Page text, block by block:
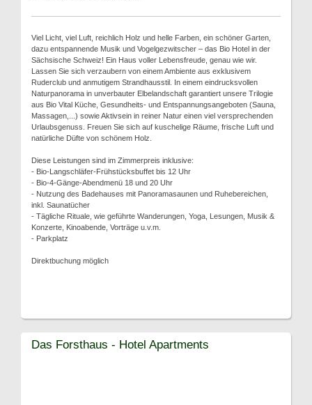
Viel Licht, viel Luft, reichlich Holz und helle Farben, ein schöner Garten,
dazu entspannende Musik und Vogelgezwitscher – das Bio Hotel in der
Sächsische Schweiz! Ein Haus voller Lebensfreude, genau wie wir.
Lassen Sie sich verzaubern von einem Ambiente aus exklusivem
Ruderclub und anmutigem Strandhausstil. In einem eindrucksvollen
Naturpanorama in unverbauter Elbelandschaft garantiert unsere Trilogie
aus Bio Vital Küche, Gesundheits- und Entspannungsangeboten (Sauna,
Massagen,...) sowie Aktivsein in reiner Natur einen viel versprechenden
Urlaubsgenuss. Freuen Sie sich auf kuschelige Räume, frische Luft und
natürliche Düfte von schönem Holz.
Diese Leistungen sind im Zimmerpreis inklusive:
- Bio-Langschläfer-Frühstücksbuffet bis 12 Uhr
- Bio-4-Gänge-Abendmenü 18 und 20 Uhr
- Nutzung des Badehauses mit Panoramasaunen und Ruhebereichen,
inkl. Saunatücher
- Tägliche Rituale, wie geführte Wanderungen, Yoga, Lesungen, Musik &
Konzerte, Kinoabende, Vorträge u.v.m.
- Parkplatz
Direktbuchung möglich
Das Forsthaus - Hotel Apartments